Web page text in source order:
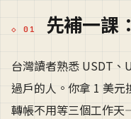
先補一課
台灣讀者熟悉 USDT、
過戶的人。你拿 1 美元
轉帳不用等三個工作